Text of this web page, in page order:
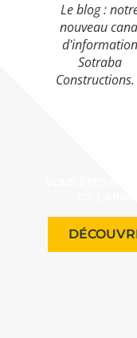
Le blog :
nouveau
d'information
Sotraba